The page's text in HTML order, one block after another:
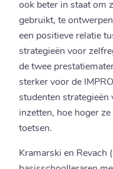
ook beter in staat om
gebruikt, te
een positieve relatie
strategieën voor
de twee
sterker voor de
studenten strategieën
inzetten, hoe hoger
toetsen.
Kramarski en